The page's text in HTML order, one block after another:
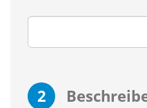
2